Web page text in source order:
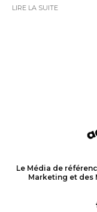
LIRE LA SUITE
Le Média de
Marketing et des